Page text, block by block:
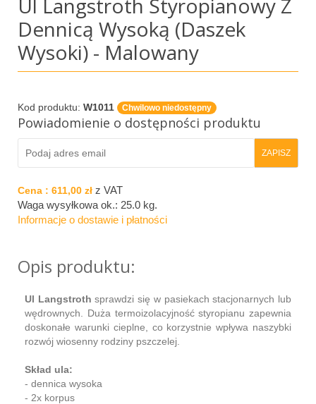
Ul Langstroth Styropianowy Z
Dennicą Wysoką (daszek
Wysoki) - Malowany
Kod produktu: W1011 Chwilowo niedostępny
Powiadomienie o dostępności produktu
Cena : 611,00 zł z VAT
Waga wysyłkowa ok.: 25.0 kg.
Informacje o dostawie i płatności
Opis produktu:
Ul Langstroth sprawdzi się w pasiekach stacjonarnych lub
wędrownych. Duża termoizolacyjność styropianu zapewnia
doskonałe warunki cieplne, co korzystnie wpływa naszybki
rozwój wiosenny rodziny pszczelej.
Skład ula:
- dennica wysoka
- 2x korpus